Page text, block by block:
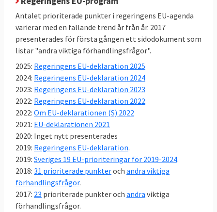
stora konflikter och oenighet i EU-politiken.
Därmed inte sagt att det inte bråkas i
svensk EU-politik,se här.
lagar
Mellan 2014 och 2023 antog EU-ländernas
regeringar i ministerrådet 734 lagar. EU-
ländernas regeringar, var oavsett politisk
färg, nästan alltid överens om nya EU-lagar.
Sverige röstade nej 14 gånger – knappt 2
procent av lagarna. I nästan 98 procent av
omröstningarna i EU röstade Sverige, efter
beslut i riksdagens EU-nämnd, ja till nya EU-
lagar. Läsmer om undersökningen.
Antalet prioriterade punkter i regeringens EU-agenda
varierar med en fallande trend år från år. 2017
presenterades för första gången ett sidodokument som
listar "andra viktiga förhandlingsfrågor".
2025: Regeringens EU-deklaration 2025
2024: Regeringens EU-deklaration 2024
2023: Regeringens EU-deklaration 2023
2022: Regeringens EU-deklaration 2022
2022: Om EU-deklarationen (S) 2022
2021: EU-deklarationen 2021
2020: Inget nytt presenterades
2019: Regeringens EU-deklaration.
2019: Sveriges 19 EU-prioriteringar för 2019-2024.
2018: 31 prioriterade punkteroch andra viktiga
förhandlingsfrågor.
2017: 23 prioriterade punkter och andra viktiga
förhandlingsfrågor.